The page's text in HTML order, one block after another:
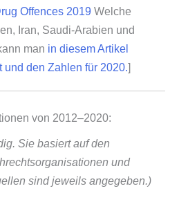
Offences 2019 Welche
Iran, Saudi-​Arabien und
man in diesem Artikel
und den Zahlen für 2020.]
von 2012–2020:
Sie basiert auf den
und
sind jeweils angegeben.)